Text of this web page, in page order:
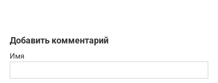
Добавить комментарий
Имя